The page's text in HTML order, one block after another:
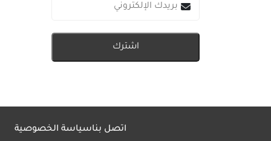
اشترك
اتصل بناسياسة الخصوصية